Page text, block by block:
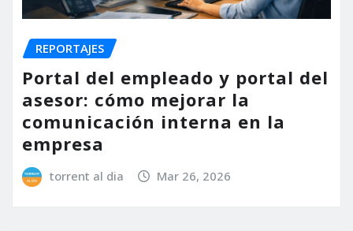
REPORTAJES
Portal del empleado y portal del
asesor: cómo mejorar la
comunicación interna en la
empresa
torrent al dia Mar 26, 2026